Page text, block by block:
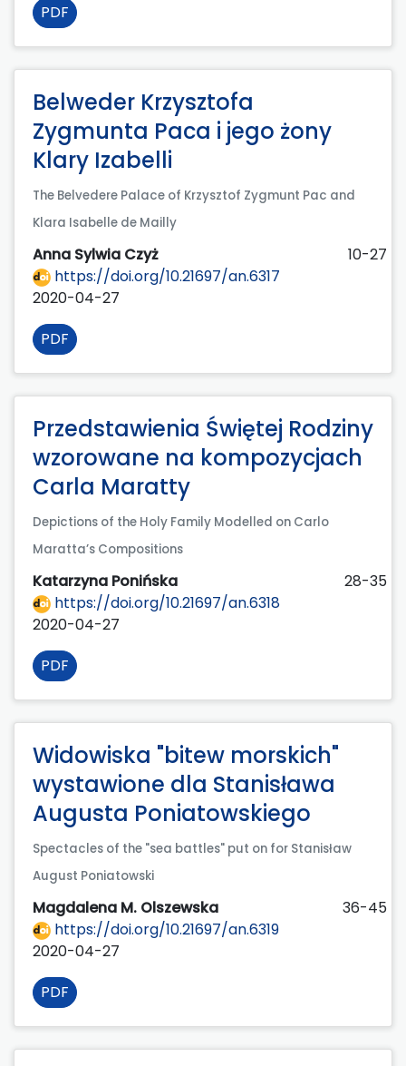
PDF
Belweder Krzysztofa
Zygmunta Paca i jego żony
Klary Izabelli
The Belvedere Palace of Krzysztof Zygmunt Pac and
Klara Isabelle de Mailly
Anna Sylwia Czyż
10-27
https://doi.org/10.21697/an.6317
2020-04-27
PDF
Przedstawienia Świętej Rodziny
wzorowane na kompozycjach
Carla Maratty
Depictions of the Holy Family Modelled on Carlo
Maratta’s Compositions
Katarzyna Ponińska
28-35
https://doi.org/10.21697/an.6318
2020-04-27
PDF
Widowiska "bitew morskich"
wystawione dla Stanisława
Augusta Poniatowskiego
Spectacles of the "sea battles" put on for Stanisław
August Poniatowski
Magdalena M. Olszewska
36-45
https://doi.org/10.21697/an.6319
2020-04-27
PDF